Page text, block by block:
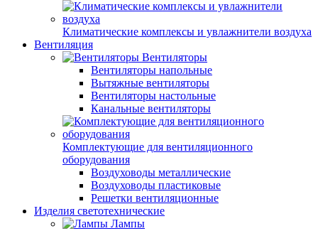
Климатические комплексы и увлажнители воздуха
Вентиляция
Вентиляторы
Вентиляторы напольные
Вытяжные вентиляторы
Вентиляторы настольные
Канальные вентиляторы
Комплектующие для вентиляционного
оборудования
Воздуховоды металлические
Воздуховоды пластиковые
Решетки вентиляционные
Изделия светотехнические
Лампы